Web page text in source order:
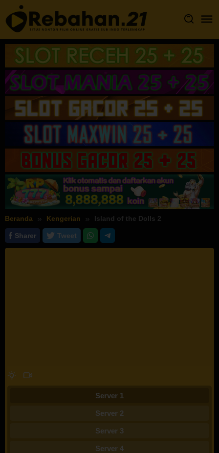
Loncat
ke
konten
Beranda Kengerian Island of the Dolls 2
Sharer Tweet
Server 1
Server 2
Server 3
Server 4